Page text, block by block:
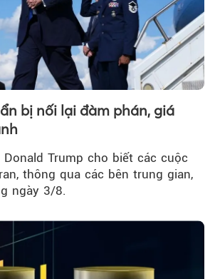
bị nối lại đàm phán, giá
Trump cho biết các cuộc
thông qua các bên trung gian,
ngày 3/8.